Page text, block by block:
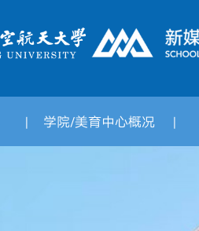
学院/美育中心概况